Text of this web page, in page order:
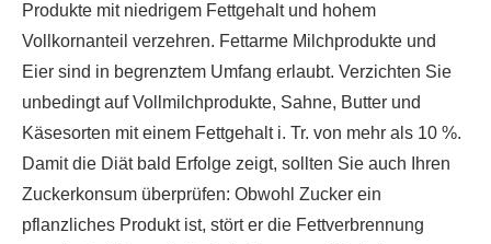
Produkte mit niedrigem Fettgehalt und hohem
Vollkornanteil verzehren. Fettarme Milchprodukte und
Eier sind in begrenztem Umfang erlaubt. Verzichten Sie
unbedingt auf Vollmilchprodukte, Sahne, Butter und
Käsesorten mit einem Fettgehalt i. Tr. von mehr als 10 %.
Damit die Diät bald Erfolge zeigt, sollten Sie auch Ihren
Zuckerkonsum überprüfen: Obwohl Zucker ein
pflanzliches Produkt ist, stört er die Fettverbrennung